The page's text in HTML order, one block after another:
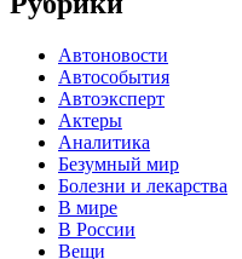
Автоновости
Автособытия
Автоэксперт
Актеры
Аналитика
Безумный мир
Болезни и лекарства
В мире
В России
Вещи